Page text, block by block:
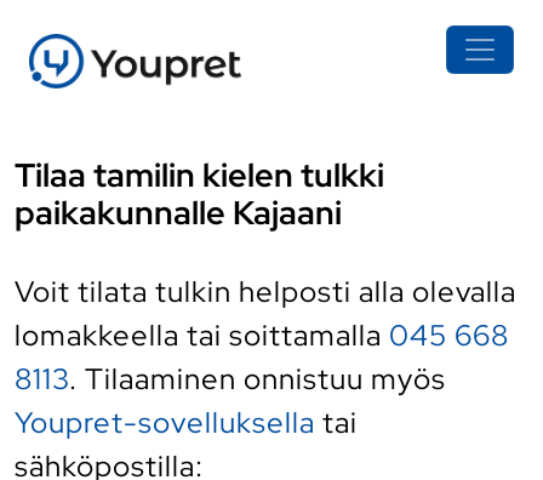
Tilaa tamilin kielen tulkki
paikakunnalle Kajaani
Voit tilata tulkin helposti alla olevalla
lomakkeella tai soittamalla 045 668
8113. Tilaaminen onnistuu myös
Youpret-sovelluksella tai
sähköpostilla: